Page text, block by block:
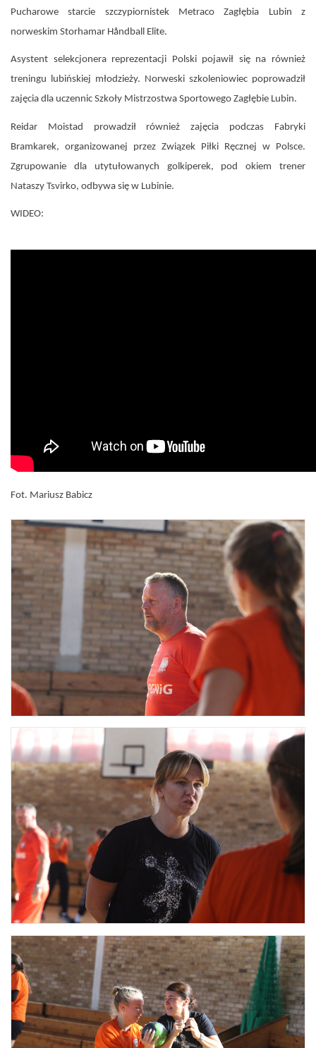
Pucharowe starcie szczypiornistek Metraco Zagłębia Lubin z
norweskim Storhamar Håndball Elite.
Asystent selekcjonera reprezentacji Polski pojawił się na również
treningu lubińskiej młodzieży. Norweski szkoleniowiec poprowadził
zajęcia dla uczennic Szkoły Mistrzostwa Sportowego Zagłębie Lubin.
Reidar Moistad prowadził również zajęcia podczas Fabryki
Bramkarek, organizowanej przez Związek Piłki Ręcznej w Polsce.
Zgrupowanie dla utytułowanych golkiperek, pod okiem trener
Nataszy Tsvirko, odbywa się w Lubinie.
WIDEO:
Fot. Mariusz Babicz